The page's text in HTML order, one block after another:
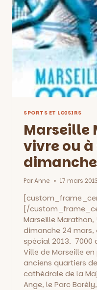
24
MARS
SUR
LE
MP2013
SPORTS ET LOISIRS
Marseille
vivre ou
ParAnne 17 mars 2013
[/
Marseille
dimanche 24 mars,
spécial 2013. 7000
Ville de Marseille
anciens quartiers
cathédrale de la
Ange, le Parc